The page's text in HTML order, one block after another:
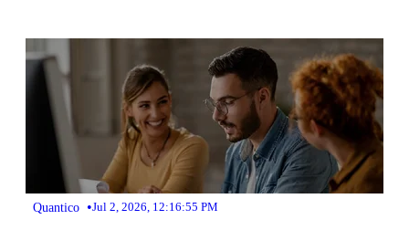
Quantico •Jul 2, 2026, 12:16:55 PM